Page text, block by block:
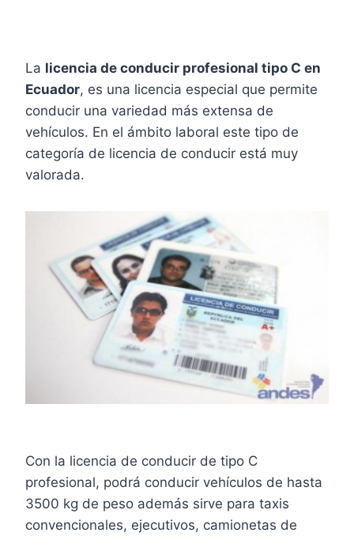
La licencia de conducir profesional tipo C en
Ecuador, es una licencia especial que permite
conducir una variedad más extensa de
vehículos. En el ámbito laboral este tipo de
categoría de licencia de conducir está muy
valorada.
Con la licencia de conducir de tipo C
profesional, podrá conducir vehículos de hasta
3500 kg de peso además sirve para taxis
convencionales, ejecutivos, camionetas de